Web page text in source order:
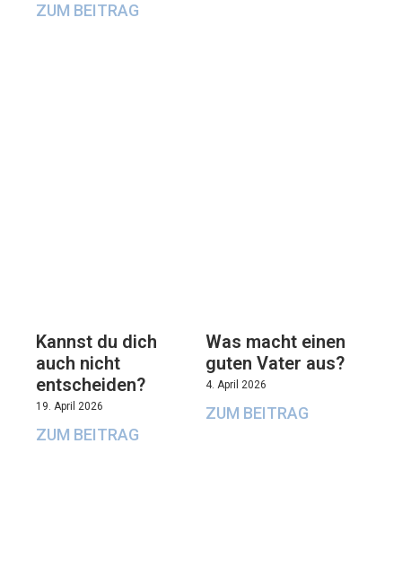
ZUM BEITRAG
Kannst du dich
auch nicht
entscheiden?
19. April 2026
ZUM BEITRAG
Was macht einen
guten Vater aus?
4. April 2026
ZUM BEITRAG